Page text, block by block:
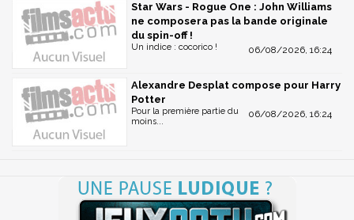
Star Wars - Rogue One : John Williams
ne composera pas la bande originale
du spin-off !
06/08/2026, 16:24
Un indice : cocorico !
Alexandre Desplat compose pour Harry
Potter
06/08/2026, 16:24
Pour la première partie du
moins...